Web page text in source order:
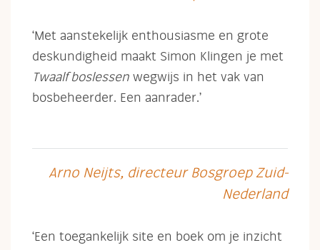
‘Met aanstekelijk enthousiasme en grote
deskundigheid maakt Simon Klingen je met
Twaalf boslessen wegwijs in het vak van
bosbeheerder. Een aanrader.’
Arno Neijts, directeur Bosgroep Zuid-
Nederland
‘Een toegankelijk site en boek om je inzicht